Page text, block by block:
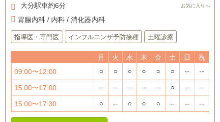
大分駅車約6分
胃腸内科 / 内科 / 消化器内科
指導医・専門医 インフルエンザ予防接種 土曜診療
月 火 水 木 金 土 日
祝
09:00〜12:00
○ ○ ○ ○ ○ ○ -- --
15:00〜17:00 -- -- -- -- -- ○ -- --
15:00〜17:30 ○ -- ○ ○ ○ -- -- --